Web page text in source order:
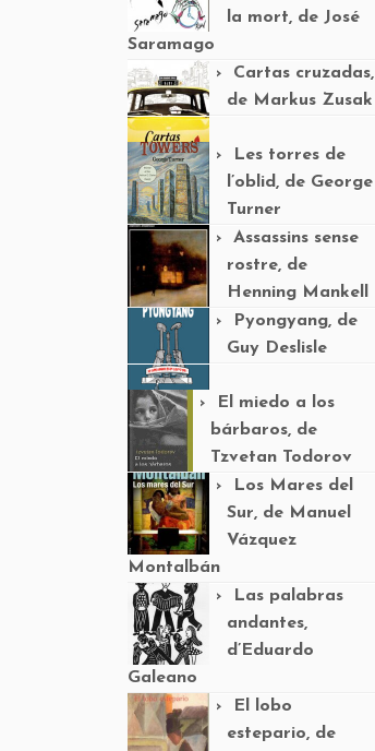
la mort, de José
Saramago
Cartas cruzadas,
de Markus Zusak
Les torres de
l’oblid, de George
Turner
Assassins sense
rostre, de
Henning Mankell
Pyongyang, de
Guy Deslisle
El miedo a los
bárbaros, de
Tzvetan Todorov
Los Mares del
Sur, de Manuel
Vázquez
Montalbán
Las palabras
andantes,
d’Eduardo
Galeano
El lobo
estepario, de